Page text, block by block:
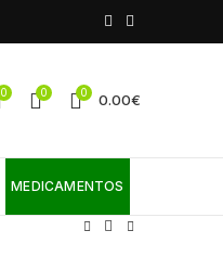
0 0 0 0.00€
MEDICAMENTOS